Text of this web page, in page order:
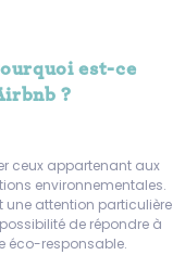
est-ce
?
ceux appartenant aux
environnementales.
une attention particulière
de répondre à
éco-responsable.